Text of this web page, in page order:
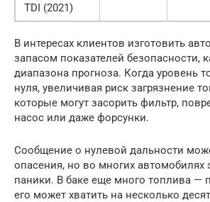
TDI (2021)
В интересах клиентов изготовить
запасом показателей безопасности,
диапазона прогноза. Когда уровень
нуля, увеличивая риск загрязнение
которые могут засорить фильтр,
насос или даже форсунки.
Сообщение о нулевой дальности
опасения, но во многих автомобилях
паники. В баке еще много топлива —
его может хватить на несколько